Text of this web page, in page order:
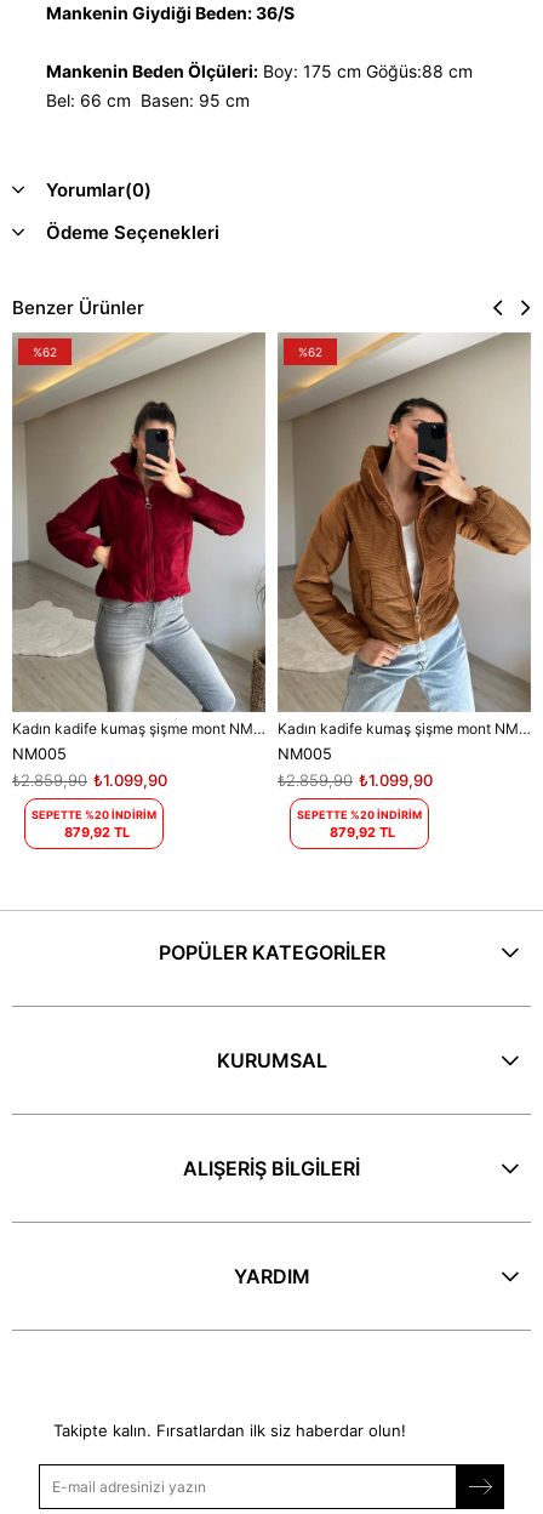
Mankenin Giydiği Beden: 36/S
Mankenin Beden Ölçüleri: Boy: 175 cm Göğüs:88 cm
Bel: 66 cm Basen: 95 cm
Yorumlar(0)
Ödeme Seçenekleri
Benzer Ürünler
Kadın kadife kumaş şişme mont NM005
NM005
₺1.099,90
₺2.859,90
SEPETTE %20 İNDİRİM
879,92 TL
%62
Kadın kadife kumaş şişme mont NM005
NM005
₺1.099,90
₺2.859,90
SEPETTE %20 İNDİRİM
879,92 TL
%62
POPÜLER KATEGORİLER
KURUMSAL
ALIŞERİŞ BİLGİLERİ
YARDIM
Takipte kalın. Fırsatlardan ilk siz haberdar olun!